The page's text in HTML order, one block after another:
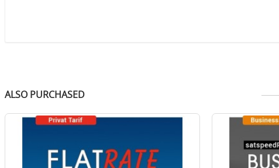
ALSO PURCHASED